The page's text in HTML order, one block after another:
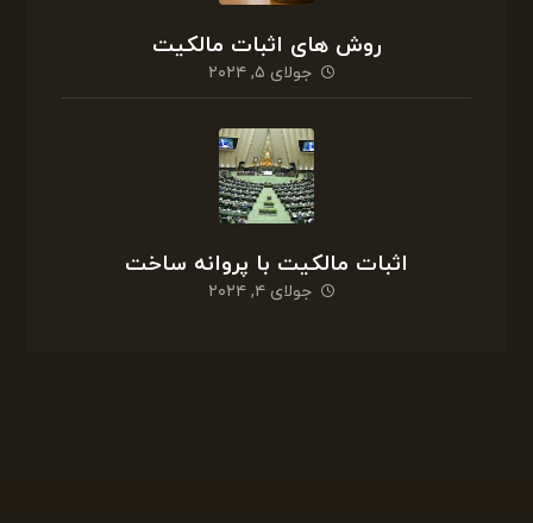
روش های اثبات مالکیت
جولای ۵, ۲۰۲۴
اثبات مالکیت با پروانه ساخت
جولای ۴, ۲۰۲۴